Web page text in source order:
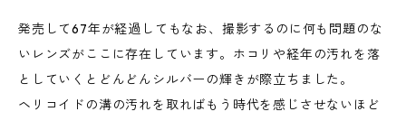
発売して67年が経過してもなお、撮影するのに何も問題のな
いレンズがここに存在しています。ホコリや経年の汚れを落
としていくとどんどんシルバーの輝きが際立ちました。
ヘリコイドの溝の汚れを取ればもう時代を感じさせないほど